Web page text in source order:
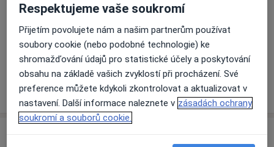
Ceník
Informace o službách a cenách nejsou k dispozici
Tento specialista ještě nepřidával žádné informace o
svých službách.
Respektujeme vaše soukromí
Přijetím povolujete nám a našim partnerům používat
soubory cookie (nebo podobné technologie) ke
shromažďování údajů pro statistické účely a poskytování
obsahu na základě vašich zvyklostí při procházení. Své
preference můžete kdykoli zkontrolovat a aktualizovat v
nastavení. Další informace naleznete v zásadách ochrany
soukromí a souborů cookie.